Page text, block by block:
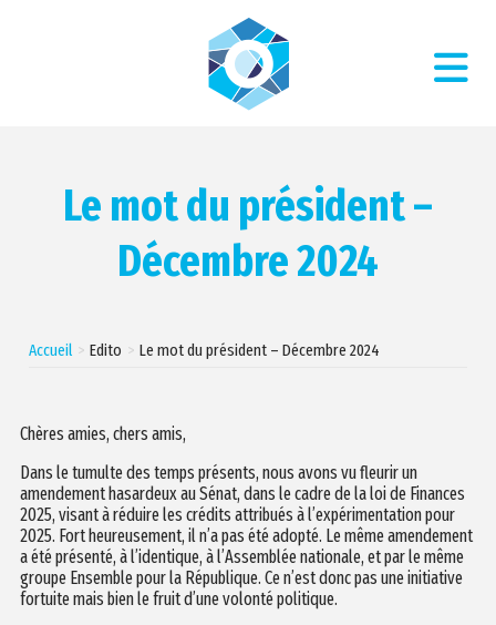
Le mot du président –
Décembre 2024
Accueil Edito Le mot du président – Décembre 2024
Chères amies, chers amis,
Dans le tumulte des temps présents, nous avons vu fleurir un
amendement hasardeux au Sénat, dans le cadre de la loi de Finances
2025, visant à réduire les crédits attribués à l’expérimentation pour
2025. Fort heureusement, il n’a pas été adopté. Le même amendement
a été présenté, à l’identique, à l’Assemblée nationale, et par le même
groupe Ensemble pour la République. Ce n’est donc pas une initiative
fortuite mais bien le fruit d’une volonté politique.